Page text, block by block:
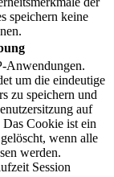
speichern keine
Anwendungen.
um die eindeutige
zu speichern und
auf
Cookie ist ein
wenn alle
werden.
Session